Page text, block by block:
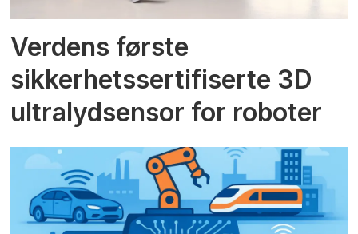
Verdens første
sikkerhetssertifiserte 3D
ultralydsensor for roboter